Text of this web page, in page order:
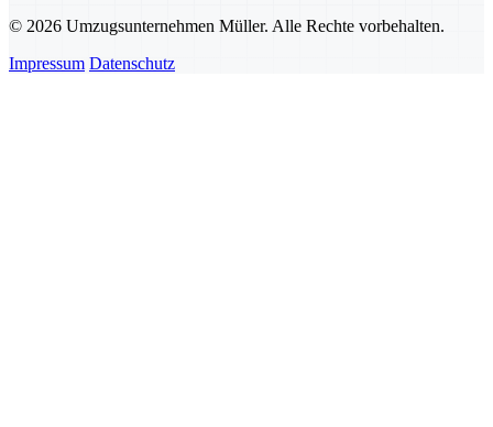
© 2026 Umzugsunternehmen Müller. Alle Rechte vorbehalten.
Impressum Datenschutz